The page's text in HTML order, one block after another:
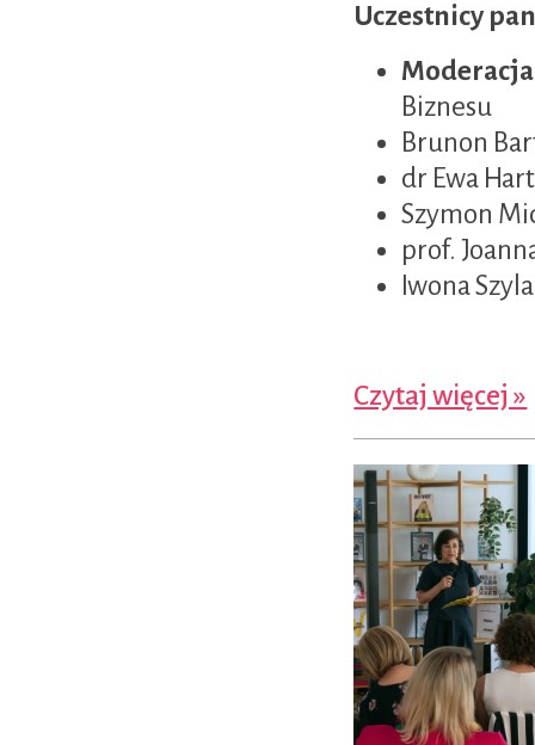
Uczestnicy
Biznesu
Brunon
dr Ewa
Szymon
prof.
Iwona
Czytaj więcej »